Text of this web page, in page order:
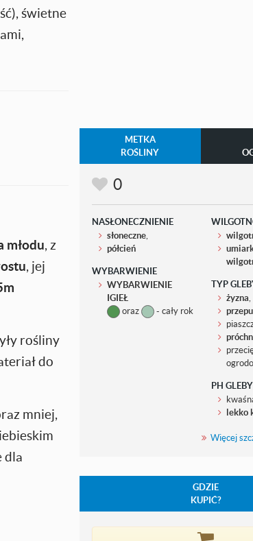
świetne
młodu, z
, jej
rośliny
do
mniej,
dla
METKA
ROŚLINY
0
NASŁONECZNIENIE
słoneczne,
półcień
WYBARWIENIE
WYBARWIENIE
IGIEŁ
oraz
- cały rok
TYP
żyzna
PH GLEBY
lekko
Więcej
GDZIE
KUPIĆ?